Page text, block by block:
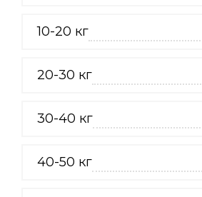
10-20 кг
20-30 кг
30-40 кг
40-50 кг